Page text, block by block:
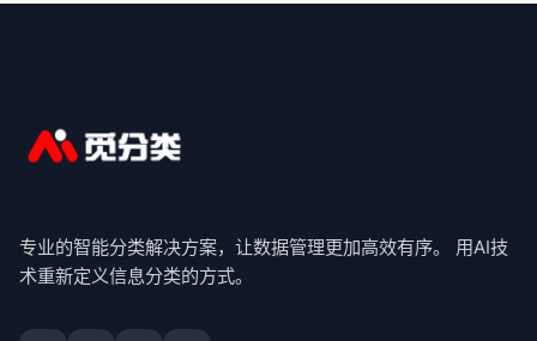
专业的智能分类解决方案，让数据管理更加高效有序。 用AI技
术重新定义信息分类的方式。